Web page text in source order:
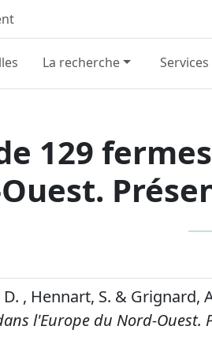
La recherche Services
129
, Hennart, S. & Grignard,
l'Europe du Nord-Ouest.